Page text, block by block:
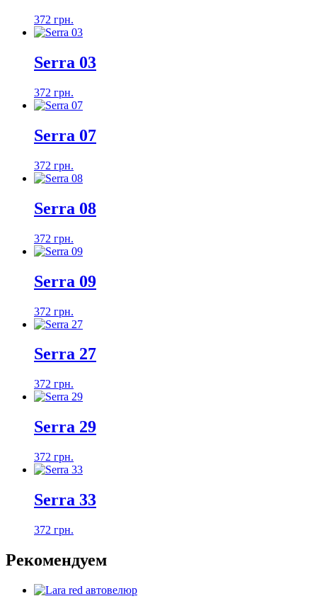
372 грн.
Serra 03
372 грн.
Serra 07
372 грн.
Serra 08
372 грн.
Serra 09
372 грн.
Serra 27
372 грн.
Serra 29
372 грн.
Serra 33
372 грн.
Рекомендуем